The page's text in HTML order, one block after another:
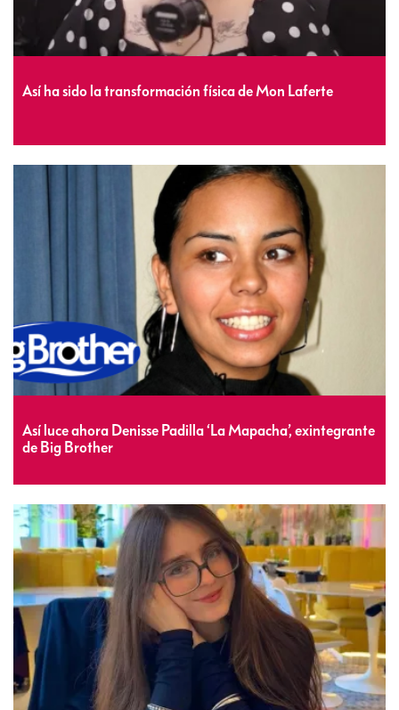
Así ha sido la transformación física de Mon Laferte
Así luce ahora Denisse Padilla ‘La Mapacha’, exintegrante
de Big Brother